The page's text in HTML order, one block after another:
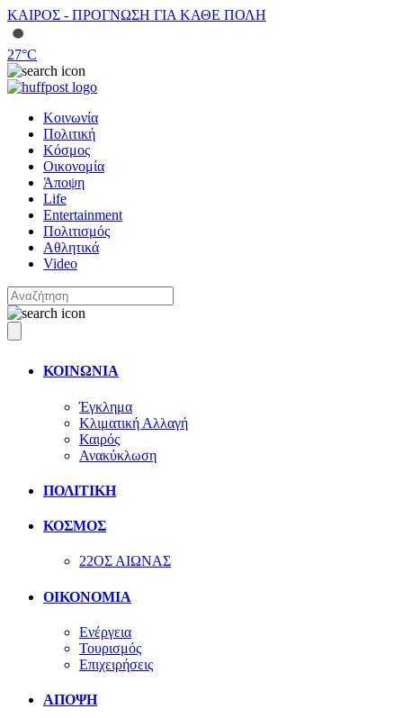
ΚΑΙΡΟΣ - ΠΡΟΓΝΩΣΗ ΓΙΑ ΚΑΘΕ ΠΟΛΗ
27°C
Κοινωνία
Πολιτική
Κόσμος
Οικονομία
Άποψη
Life
Entertainment
Πολιτισμός
Αθλητικά
Video
ΚΟΙΝΩΝΙΑ
Έγκλημα
Κλιματική Αλλαγή
Καιρός
Ανακύκλωση
ΠΟΛΙΤΙΚΗ
ΚΟΣΜΟΣ
22ΟΣ ΑΙΩΝΑΣ
ΟΙΚΟΝΟΜΙΑ
Ενέργεια
Τουρισμός
Επιχειρήσεις
ΑΠΟΨΗ